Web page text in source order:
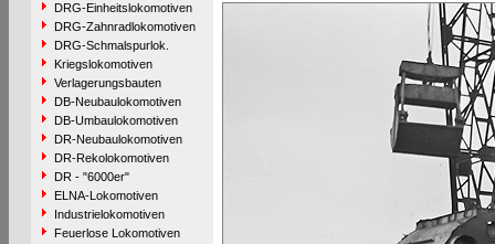
DRG-Einheitslokomotiven
DRG-Zahnradlokomotiven
DRG-Schmalspurlok.
Kriegslokomotiven
Verlagerungsbauten
DB-Neubaulokomotiven
DB-Umbaulokomotiven
DR-Neubaulokomotiven
DR-Rekolokomotiven
DR - "6000er"
ELNA-Lokomotiven
Industrielokomotiven
Feuerlose Lokomotiven